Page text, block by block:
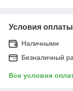
Условия оплаты
Наличными
Безналичный
Все условия